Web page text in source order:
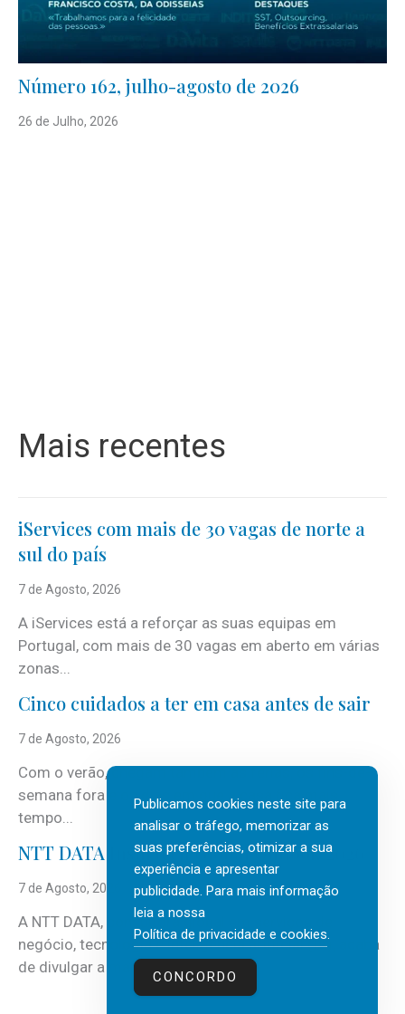
Número 162, julho-agosto de 2026
26 de Julho, 2026
Mais recentes
iServices com mais de 30 vagas de norte a
sul do país
7 de Agosto, 2026
A iServices está a reforçar as suas equipas em
Portugal, com mais de 30 vagas em aberto em várias
zonas...
Cinco cuidados a ter em casa antes de sair
7 de Agosto, 2026
Com o verão, chegam também as férias, os fins-de-
semana fora e os dias em que a casa fica mais
tempo...
NTT DATA Insurtech Global Outlook 2026
7 de Agosto, 2026
A NTT DATA, consultora global em serviços de
negócio, tecnologia e inteligência artificial (IA), acaba
de divulgar a mais recente...
Publicamos cookies neste site para
analisar o tráfego, memorizar as
suas preferências, otimizar a sua
experiência e apresentar
publicidade. Para mais informação
leia a nossa
Política de privacidade e cookies.
CONCORDO